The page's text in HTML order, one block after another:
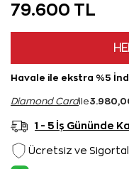
79.600 TL
Havale ile ekstra %5
Diamond Cardile
1 - 5 İş Gününde
Ücretsiz ve